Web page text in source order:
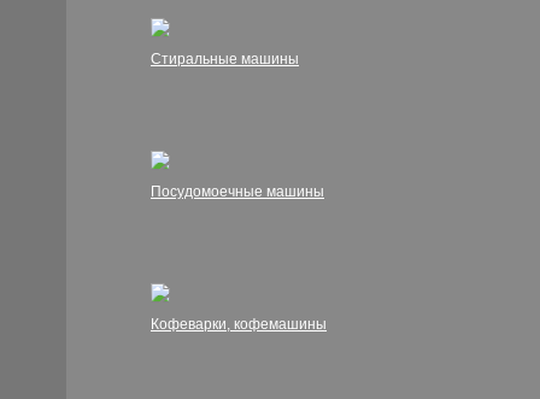
Стиральные машины
Посудомоечные машины
Кофеварки, кофемашины